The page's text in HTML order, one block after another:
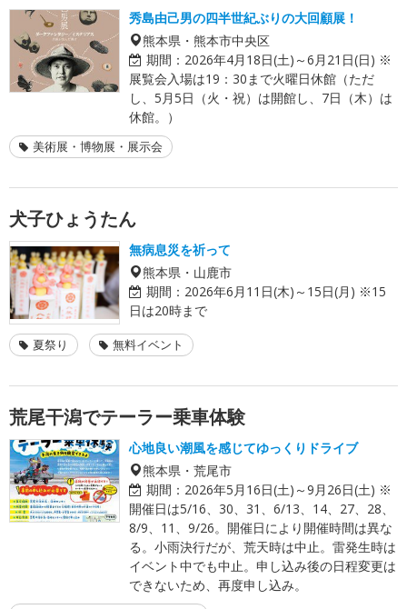
秀島由己男の四半世紀ぶりの大回顧展！
熊本県・熊本市中央区
期間： 2026年4月18日(土)～6月21日(日) ※
展覧会入場は19：30まで火曜日休館（ただ
し、5月5日（火・祝）は開館し、7日（木）は
休館。）
美術展・博物展・展示会
犬子ひょうたん
無病息災を祈って
熊本県・山鹿市
期間： 2026年6月11日(木)～15日(月) ※15
日は20時まで
夏祭り 無料イベント
荒尾干潟でテーラー乗車体験
心地良い潮風を感じてゆっくりドライブ
熊本県・荒尾市
期間： 2026年5月16日(土)～9月26日(土) ※
開催日は5/16、30、31、6/13、14、27、28、
8/9、11、9/26。開催日により開催時間は異な
る。小雨決行だが、荒天時は中止。雷発生時は
イベント中でも中止。申し込み後の日程変更は
できないため、再度申し込み。